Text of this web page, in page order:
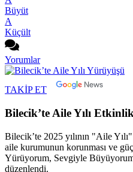
Büyüt
A
Küçült
Yorumlar
TAKİP ET
Bilecik’te Aile Yılı
Bilecik’te 2025 yılının "Aile
aile kurumunun korunması ve
Yürüyorum, Sevgiyle
düzenlendi.